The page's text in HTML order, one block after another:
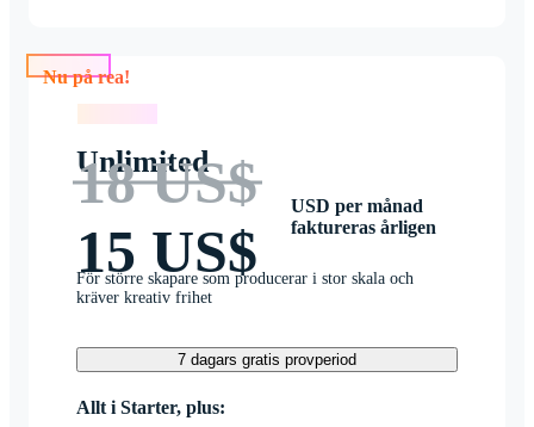
Nu på rea!
Unlimited
18 US$
15 US$
USD per månad
faktureras årligen
För större skapare som producerar i stor skala och
kräver kreativ frihet
7 dagars gratis provperiod
Allt i Starter, plus: